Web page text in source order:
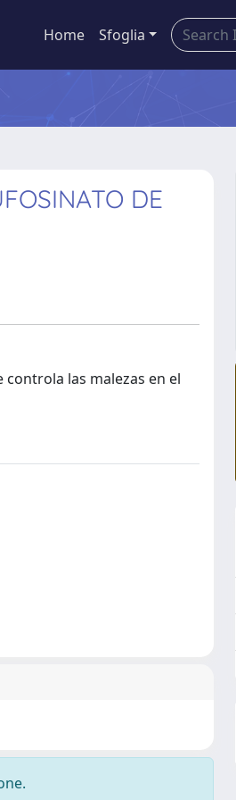
Home Sfoglia
DE
las malezas en el